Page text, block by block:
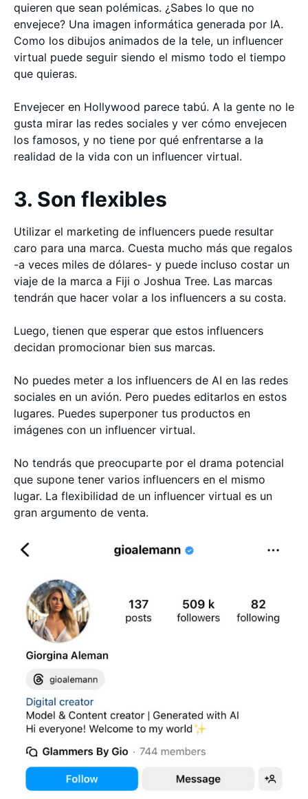
quieren que sean polémicas. ¿Sabes lo que no
envejece? Una imagen informática generada por IA.
Como los dibujos animados de la tele, un influencer
virtual puede seguir siendo el mismo todo el tiempo
que quieras.
Envejecer en Hollywood parece tabú. A la gente no le
gusta mirar las redes sociales y ver cómo envejecen
los famosos, y no tiene por qué enfrentarse a la
realidad de la vida con un influencer virtual.
3. Son flexibles
Utilizar el marketing de influencers puede resultar
caro para una marca. Cuesta mucho más que regalos
-a veces miles de dólares- y puede incluso costar un
viaje de la marca a Fiji o Joshua Tree. Las marcas
tendrán que hacer volar a los influencers a su costa.
Luego, tienen que esperar que estos influencers
decidan promocionar bien sus marcas.
No puedes meter a los influencers de AI en las redes
sociales en un avión. Pero puedes editarlos en estos
lugares. Puedes superponer tus productos en
imágenes con un influencer virtual.
No tendrás que preocuparte por el drama potencial
que supone tener varios influencers en el mismo
lugar. La flexibilidad de un influencer virtual es un
gran argumento de venta.